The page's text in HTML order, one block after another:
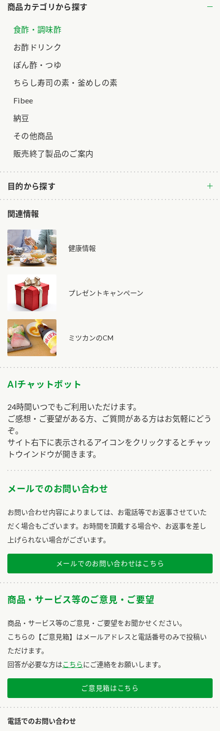
商品カテゴリから探す
食酢・調味酢
お酢ドリンク
ぽん酢・つゆ
ちらし寿司の素・釜めしの素
Fibee
納豆
その他商品
販売終了製品のご案内
目的から探す
関連情報
健康情報
プレゼントキャンペーン
ミツカンのCM
AIチャットボット
24時間いつでもご利用いただけます。
ご感想・ご要望がある方、ご質問がある方はお気軽にどう
ぞ。
サイト右下に表示されるアイコンをクリックするとチャッ
トウインドウが開きます。
メールでのお問い合わせ
お問い合わせ内容によりましては、お電話等でお返事させていた
だく場合もございます。お時間を頂戴する場合や、お返事を差し
上げられない場合がございます。
メールでのお問い合わせはこちら
商品・サービス等のご意見・ご要望
商品・サービス等のご意見・ご要望をお聞かせください。
こちらの【ご意見箱】はメールアドレスと電話番号のみで投稿い
ただけます。
回答が必要な方はこちらにご連絡をお願いします。
ご意見箱はこちら
電話でのお問い合わせ